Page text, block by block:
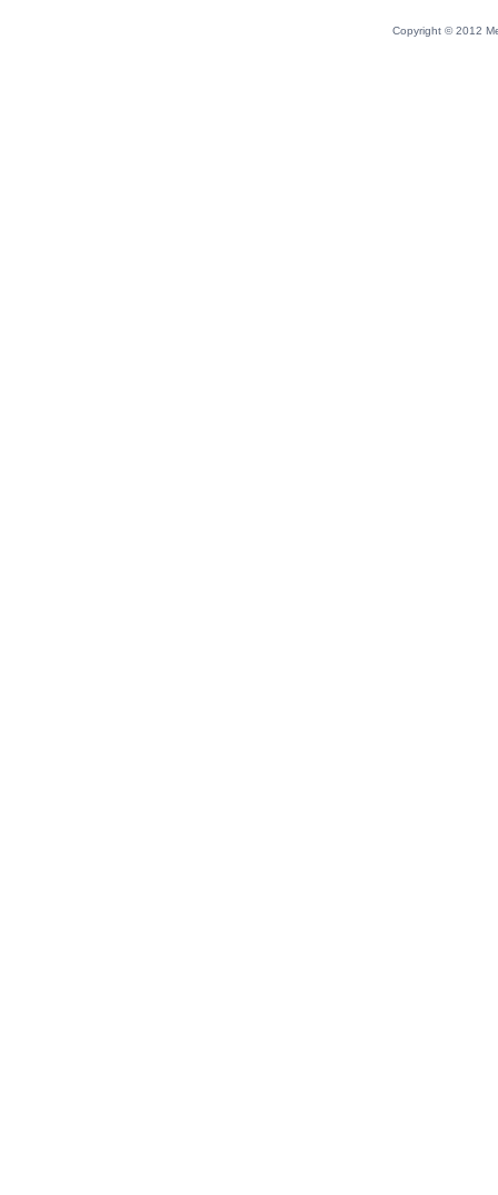
Copyright © 2012